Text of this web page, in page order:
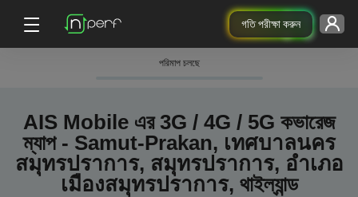
গতি পরীক্ষা করুন
পরিমাপ চলছে
AIS Mobile এর 3G / 4G / 5G কভারেজ
ম্যাপ - Samut-Prakan, เทศบาลนคร
สมุทรปราการ, สมุทรปราการ, อำเภอ
เมืองสมุทรปราการ, থাইল্যান্ড